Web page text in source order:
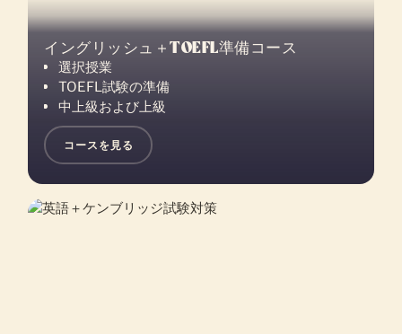
イングリッシュ＋TOEFL準備コース
選択授業
TOEFL試験の準備
中上級および上級
コースを見る